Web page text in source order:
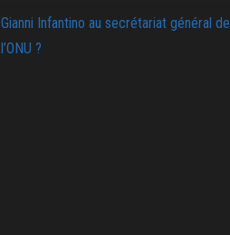
Gianni Infantino au secrétariat général de
l’ONU ?